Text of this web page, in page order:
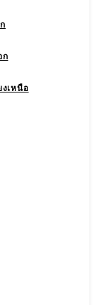
ก
เหนือ